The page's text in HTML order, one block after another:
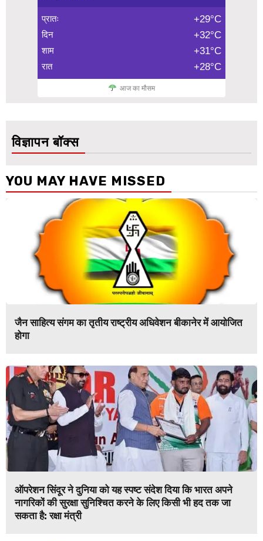
प्रातः +29°C
दिन +32°C
शाम +31°C
रात +28°C
आज का मौसम
विज्ञापन बॉक्स
YOU MAY HAVE MISSED
जैन साहित्य संगम का तृतीय राष्ट्रीय अधिवेशन बीकानेर में आयोजित
होगा
ऑपरेशन सिंदूर ने दुनिया को यह स्पष्ट संदेश दिया कि भारत अपने
नागरिकों की सुरक्षा सुनिश्चित करने के लिए किसी भी हद तक जा
सकता है: रक्षा मंत्री